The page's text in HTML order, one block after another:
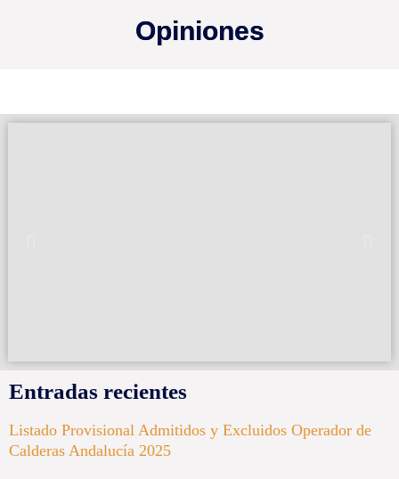
Opiniones
Entradas recientes
Listado Provisional Admitidos y Excluidos Operador de
Calderas Andalucía 2025